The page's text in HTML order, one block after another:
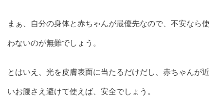
まぁ、自分の身体と赤ちゃんが最優先なので、不安なら使
わないのが無難でしょう。
とはいえ、光を皮膚表面に当たるだけだし、赤ちゃんが近
いお腹さえ避けて使えば、安全でしょう。